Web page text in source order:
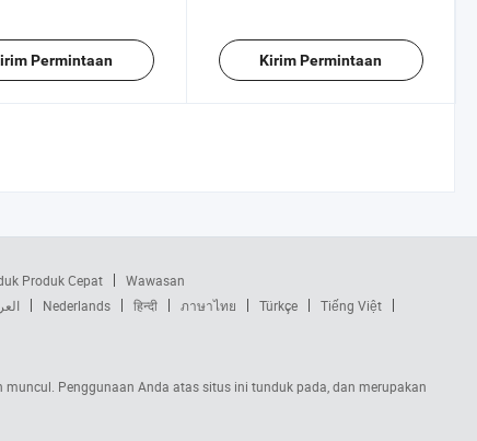
Permintaan Kirim Permintaan
Produk Cepat
Wawasan
Nederlands हिन्दी ภาษาไทย Türkçe
Tiếng Việt
Penggunaan Anda atas situs ini tunduk pada, dan merupakan